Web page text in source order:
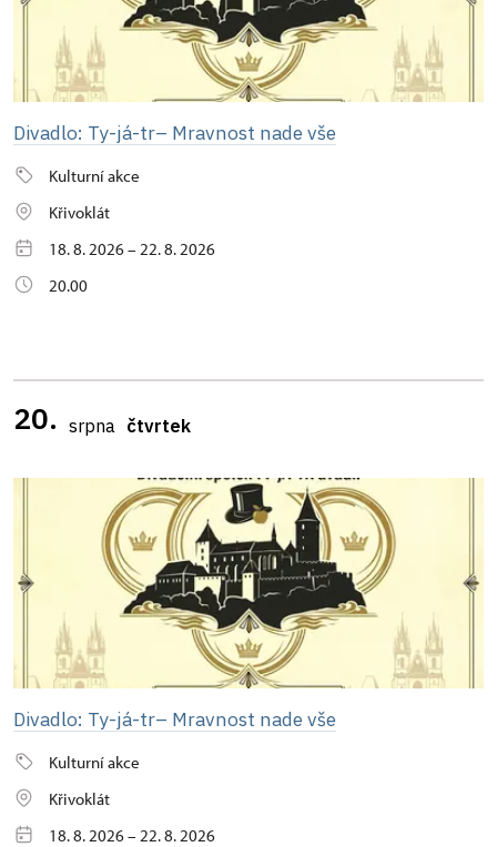
Divadlo: Ty-já-tr– Mravnost nade vše
Kulturní akce
Křivoklát
18. 8. 2026 – 22. 8. 2026
20.00
20. srpna čtvrtek
Divadlo: Ty-já-tr– Mravnost nade vše
Kulturní akce
Křivoklát
18. 8. 2026 – 22. 8. 2026